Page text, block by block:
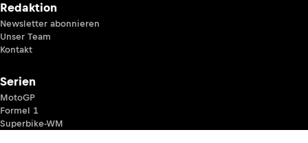
Redaktion
Newsletter abonnieren
Unser Team
Kontakt
Serien
MotoGP
Formel 1
Superbike-WM